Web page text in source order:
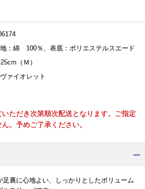
：綿 100％、表底：ポリエステルスエード
（Ｍ）
ァイオレット
ただき次第順次配送となります。ご指定
。予めご了承ください。
裏に心地よい、しっかりとしたボリューム